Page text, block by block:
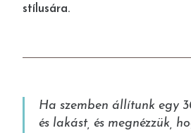
stílusára.
Ha szemben állítunk egy
és lakást, és megnézzük,